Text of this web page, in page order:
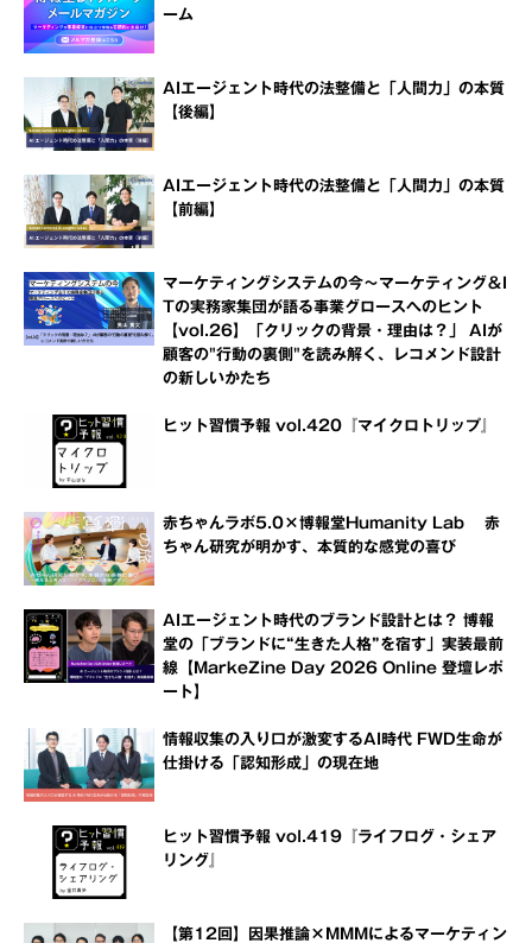
ーム
AIエージェント時代の法整備と「人間力」の本質
【後編】
AIエージェント時代の法整備と「人間力」の本質
【前編】
マーケティングシステムの今～マーケティング＆I
Tの実務家集団が語る事業グロースへのヒント
【vol.26】「クリックの背景・理由は？」 AIが
顧客の"行動の裏側"を読み解く、レコメンド設計
の新しいかたち
ヒット習慣予報 vol.420『マイクロトリップ』
赤ちゃんラボ5.0×博報堂Humanity Lab 赤
ちゃん研究が明かす、本質的な感覚の喜び
AIエージェント時代のブランド設計とは？ 博報
堂の「ブランドに“生きた人格”を宿す」実装最前
線【MarkeZine Day 2026 Online 登壇レポ
ート】
情報収集の入り口が激変するAI時代 FWD生命が
仕掛ける「認知形成」の現在地
ヒット習慣予報 vol.419『ライフログ・シェア
リング』
【第12回】因果推論×MMMによるマーケティン